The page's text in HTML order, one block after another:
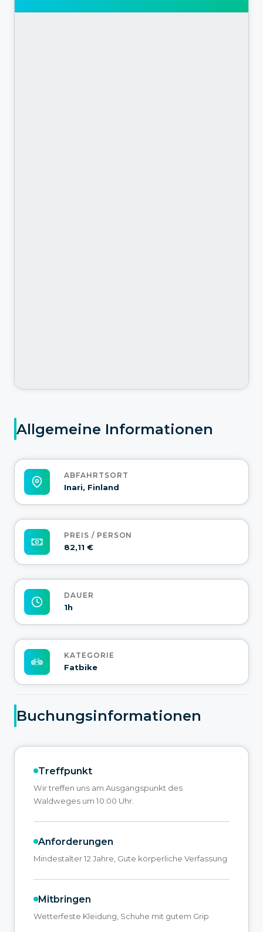
Allgemeine Informationen
ABFAHRTSORT
Inari, Finland
PREIS / PERSON
82,11 €
DAUER
1h
KATEGORIE
Fatbike
Buchungsinformationen
Treffpunkt
Wir treffen uns am Ausgangspunkt des
Waldweges um 10:00 Uhr.
Anforderungen
Mindestalter 12 Jahre, Gute körperliche Verfassung
Mitbringen
Wetterfeste Kleidung, Schuhe mit gutem Grip